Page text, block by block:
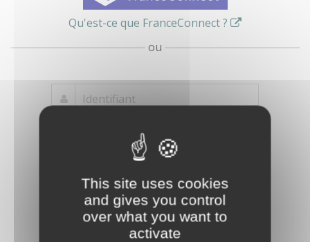
This site uses cookies
and gives you control
over what you want to
activate
Qu'est-ce que FranceConnect ?
ou
oublié ?
compte
Connexion